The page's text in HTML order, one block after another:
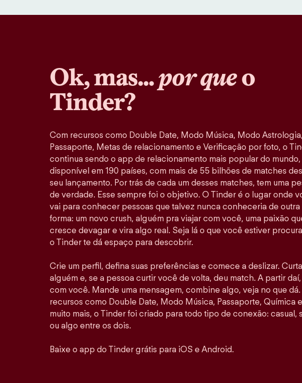
Ok, mas...por queo
Tinder?
Com recursos como Double Date, Modo Música, Modo Astrologia,
Passaporte, Metas de relacionamento e Verificação por foto, o
continua sendo o app de relacionamento mais popular do mundo,
disponível em 190 países, com mais de 55 bilhões de matches
seu lançamento. Por trás de cada um desses matches, tem uma
de verdade. Esse sempre foi o objetivo. O Tinder é o lugar onde
vai para conhecer pessoas que talvez nunca conheceria de outra
forma: um novo crush, alguém pra viajar com você, uma paixão
cresce devagar e vira algo real. Seja lá o que você estiver
o Tinder te dá espaço para descobrir.
Crie um perfil, defina suas preferências e comece a deslizar. Curta
alguém e, se a pessoa curtir você de volta, deu match. A partir
com você. Mande uma mensagem, combine algo, veja no que
recursos como Double Date, Modo Música, Passaporte, Química e
muito mais, o Tinder foi criado para todo tipo de conexão: casual,
ou algo entre os dois.
Baixe o app do Tinder grátis para iOS e Android.